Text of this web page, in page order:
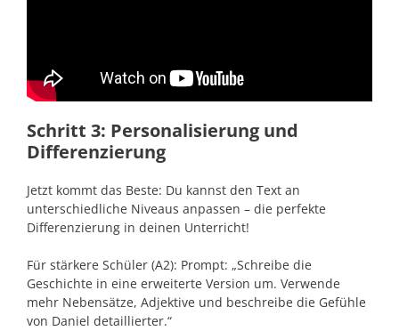
Schritt 3: Personalisierung und
Differenzierung
Jetzt kommt das Beste: Du kannst den Text an
unterschiedliche Niveaus anpassen – die perfekte
Differenzierung in deinen Unterricht!
Für stärkere Schüler (A2): Prompt: „Schreibe die
Geschichte in eine erweiterte Version um. Verwende
mehr Nebensätze, Adjektive und beschreibe die Gefühle
von Daniel detaillierter.“